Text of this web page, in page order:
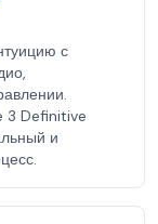
с
3 Definitive
и